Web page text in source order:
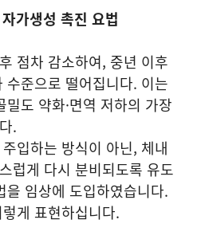
가생성 촉진 요법
점차 감소하여, 중년 이후
준으로 떨어집니다. 이는
밀도 약화·면역 저하의 가장
.
입하는 방식이 아닌, 체내
럽게 다시 분비되도록 유도
임상에 도입하였습니다.
게 표현하십니다.